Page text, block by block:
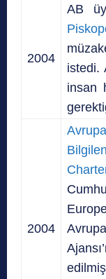
2004
AB
istedi.
insan
2004